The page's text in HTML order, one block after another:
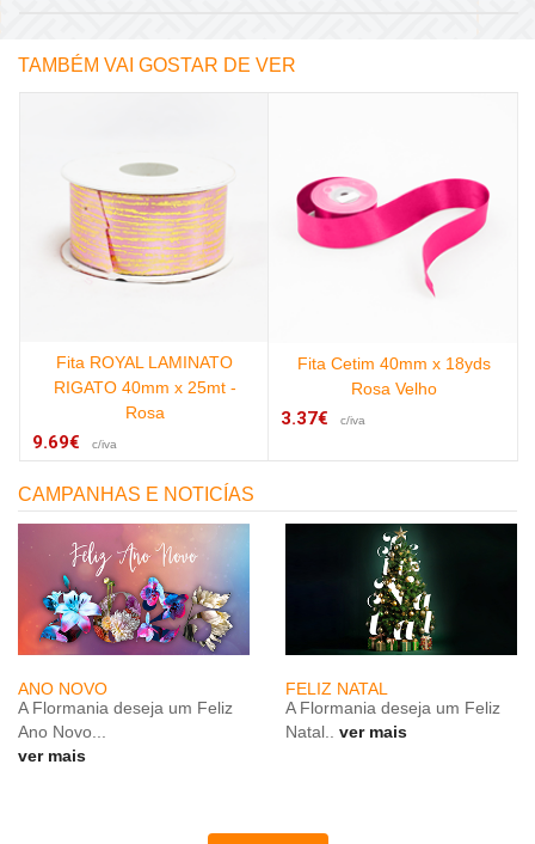
TAMBÉM VAI GOSTAR DE VER
Fita ROYAL LAMINATO
RIGATO 40mm x 25mt -
Rosa
9.69€ c/iva
Fita Cetim 40mm x 18yds
Rosa Velho
3.37€ c/iva
CAMPANHAS E NOTICÍAS
ANO NOVO
A Flormania deseja um Feliz
Ano Novo...
ver mais
FELIZ NATAL
A Flormania deseja um Feliz
Natal..
ver mais